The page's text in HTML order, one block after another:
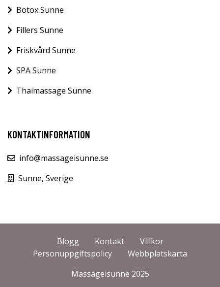
Botox Sunne
Fillers Sunne
Friskvård Sunne
SPA Sunne
Thaimassage Sunne
KONTAKTINFORMATION
info@massageisunne.se
Sunne, Sverige
Massageisunne 2025
Blogg Kontakt
Villkor
Personuppgiftspolicy
Webbplatskarta